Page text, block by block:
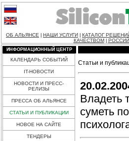
ОБ АЛЬЯНСЕ НАШИ УСЛУГИ КАТАЛОГ
КАЧЕСТВОМ
ИНФОРМАЦИОННЫЙ ЦЕНТР
КАЛЕНДАРЬ СОБЫТИЙ
IT-НОВОСТИ
НОВОСТИ И ПРЕСС-
РЕЛИЗЫ
ПРЕССА ОБ АЛЬЯНСЕ
СТАТЬИ И ПУБЛИКАЦИИ
НОВОЕ НА САЙТЕ
ТЕНДЕРЫ
Статьи и
Владеть
суметь